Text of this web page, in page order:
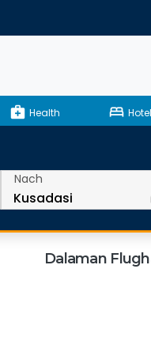
medical_services Health bed Hotel
Nach
Dalaman